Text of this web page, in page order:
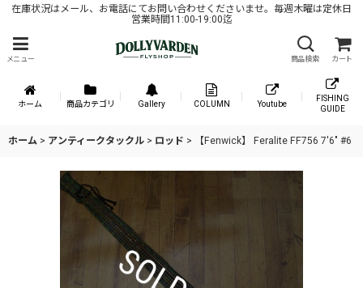
在庫状況はメール、お電話にてお問い合わせくださいませ。毎週木曜は定休日
営業時間11:00-19:00迄
メニュー 商品検索 カート
ホーム 商品カテゴリ Gallery COLUMN Youtube
FISHING
GUIDE
ホーム > アンティークタックル > ロッド > 【Fenwick】 Feralite FF756 7'6" #6